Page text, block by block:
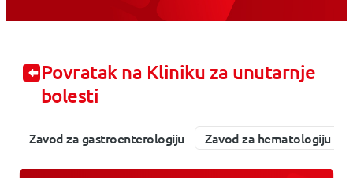
Povratak na Kliniku za unutarnje
bolesti
Zavod za gastroenterologiju Zavod za hematologiju